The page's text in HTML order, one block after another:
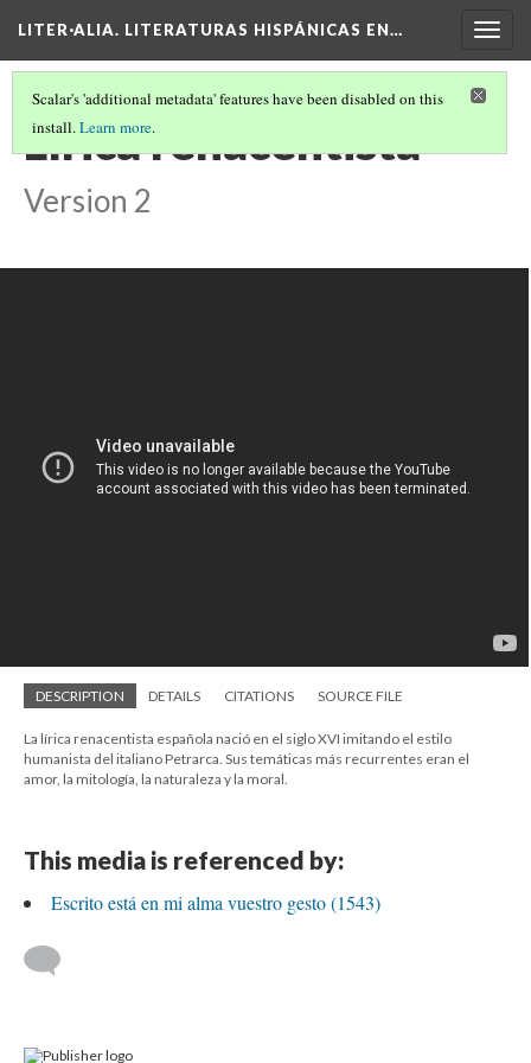
LITER·ALIA. LITERATURAS HISPÁNICAS EN…
Scalar's 'additional metadata' features have been disabled on this
install.Learn more.
Lírica renacentista
Version 2
DESCRIPTION DETAILS CITATIONS SOURCE FILE
La lírica renacentista española nació en el siglo XVI imitando el estilo
humanista del italiano Petrarca. Sus temáticas más recurrentes eran el
amor, la mitología, la naturaleza y la moral.
This media is referenced by:
Escrito está en mi alma vuestro gesto (1543)